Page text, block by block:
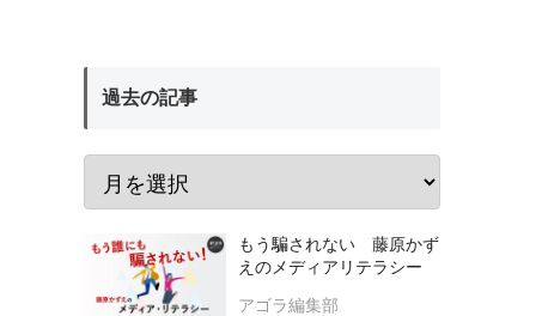
過去の記事
もう騙されない 藤原かず
えのメディアリテラシー
アゴラ編集部